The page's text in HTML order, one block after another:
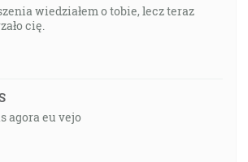
wiedziałem o tobie, lecz teraz
cię.
agora eu vejo